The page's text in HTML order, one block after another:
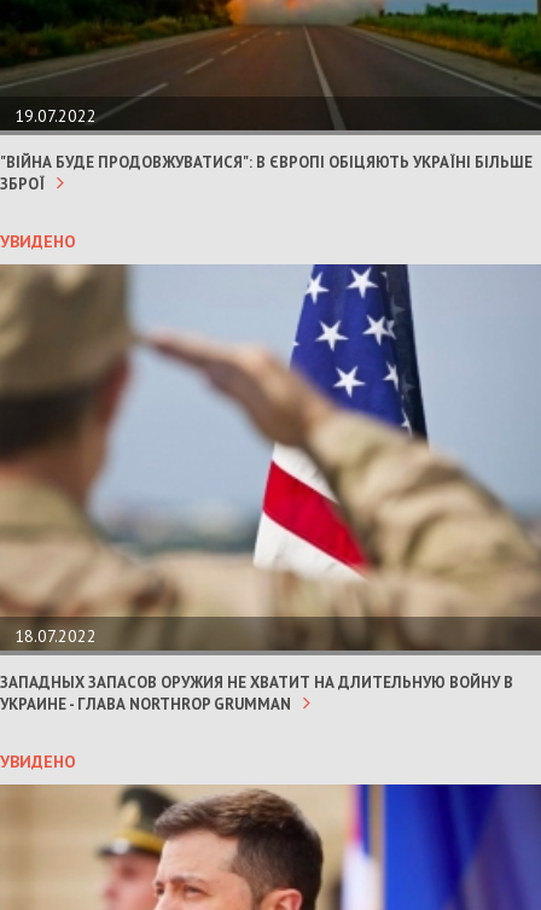
19.07.2022
"ВІЙНА БУДЕ ПРОДОВЖУВАТИСЯ": В ЄВРОПІ ОБІЦЯЮТЬ УКРАЇНІ БІЛЬШЕ
ЗБРОЇ
УВИДЕНО
18.07.2022
ЗАПАДНЫХ ЗАПАСОВ ОРУЖИЯ НЕ ХВАТИТ НА ДЛИТЕЛЬНУЮ ВОЙНУ В
УКРАИНЕ - ГЛАВА NORTHROP GRUMMAN
УВИДЕНО